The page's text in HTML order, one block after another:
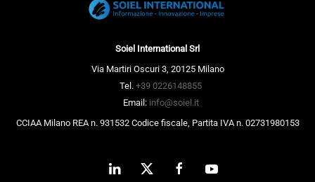
Soiel International Srl
Via Martiri Oscuri 3, 20125 Milano
Tel. +39 0226148855
Email: info@soiel.it
CCIAA Milano REA n. 931532 Codice fiscale, Partita IVA n. 02731980153